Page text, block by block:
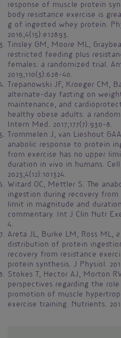
response of muscle protein
body resistance exercise is
g of ingested whey protein.
2016;4(15):e12893.
Tinsley GM, Moore ML,
restricted feeding plus
females: a randomized trial.
2019;110(3):628-40.
Trepanowski JF, Kroeger CM,
alternate-day fasting on
maintenance, and
healthy obese adults: a
Intern Med. 2017;177(7):930-8.
Trommelen J, van Lieshout
anabolic response to protein
from exercise has no upper
duration in vivo in humans.
2023;4(12):101324.
Witard OC, Mettler S. The
ingestion during recovery from
limit in magnitude and
commentary. Int J Clin Nutr
4.
Areta JL, Burke LM, Ross ML,
distribution of protein
recovery from resistance
protein synthesis. J Physiol.
Stokes T, Hector AJ, Morton
perspectives regarding the
promotion of muscle
exercise training. Nutrients.